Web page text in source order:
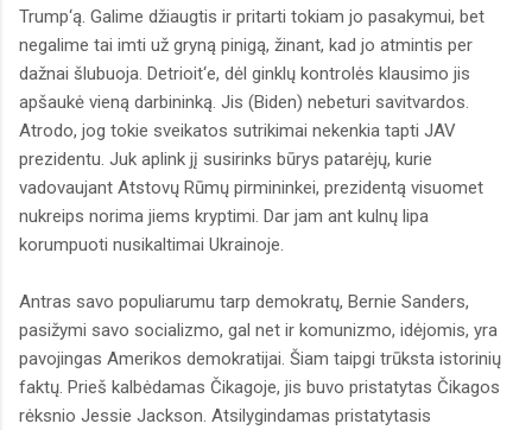
Trump‘ą. Galime džiaugtis ir pritarti tokiam jo pasakymui, bet
negalime tai imti už gryną pinigą, žinant, kad jo atmintis per
dažnai šlubuoja. Detrioit‘e, dėl ginklų kontrolės klausimo jis
apšaukė vieną darbininką. Jis (Biden) nebeturi savitvardos.
Atrodo, jog tokie sveikatos sutrikimai nekenkia tapti JAV
prezidentu. Juk aplink jį susirinks būrys patarėjų, kurie
vadovaujant Atstovų Rūmų pirmininkei, prezidentą visuomet
nukreips norima jiems kryptimi. Dar jam ant kulnų lipa
korumpuoti nusikaltimai Ukrainoje.
Antras savo populiarumu tarp demokratų, Bernie Sanders,
pasižymi savo socializmo, gal net ir komunizmo, idėjomis, yra
pavojingas Amerikos demokratijai. Šiam taipgi trūksta istorinių
faktų. Prieš kalbėdamas Čikagoje, jis buvo pristatytas Čikagos
rėksnio Jessie Jackson. Atsilygindamas pristatytasis